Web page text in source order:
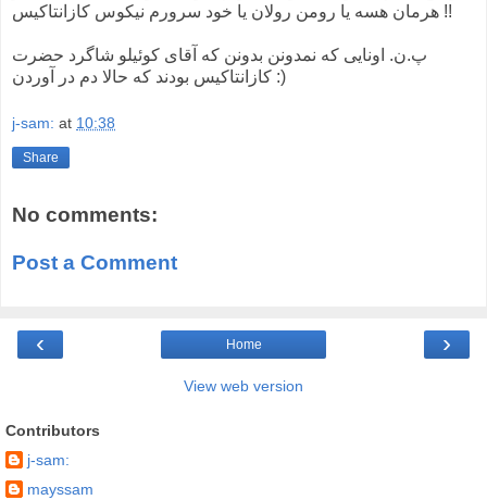
هرمان هسه یا رومن رولان یا خود سرورم نیکوس کازانتاکیس !!
پ.ن. اونایی که نمدونن بدونن که آقای کوئیلو شاگرد حضرت
کازانتاکیس بودند که حالا دم در آوردن :)
j-sam: at 10:38
Share
No comments:
Post a Comment
‹ ›
Home
View web version
Contributors
j-sam:
mayssam